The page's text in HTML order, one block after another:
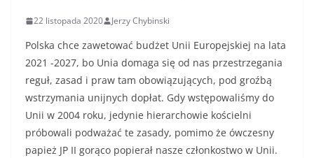
22 listopada 2020 Jerzy Chybinski
Polska chce zawetować budżet Unii Europejskiej na lata
2021 -2027, bo Unia domaga się od nas przestrzegania
reguł, zasad i praw tam obowiązujących, pod groźbą
wstrzymania unijnych dopłat. Gdy wstępowaliśmy do
Unii w 2004 roku, jedynie hierarchowie kościelni
próbowali podważać te zasady, pomimo że ówczesny
papież JP II gorąco popierał nasze członkostwo w Unii.